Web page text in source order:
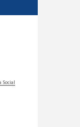
Social